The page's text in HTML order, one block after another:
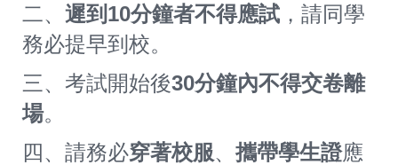
二、 遲到10分鐘者不得應試 ，請同學
務必提早到校。
三、考試開始後30分鐘內不得交卷離
場。
四、請務必穿著校服、 攜帶學生證應